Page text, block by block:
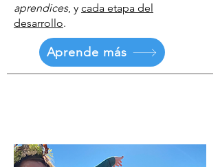
aprendices, y cada etapa del
desarrollo.
Aprende más